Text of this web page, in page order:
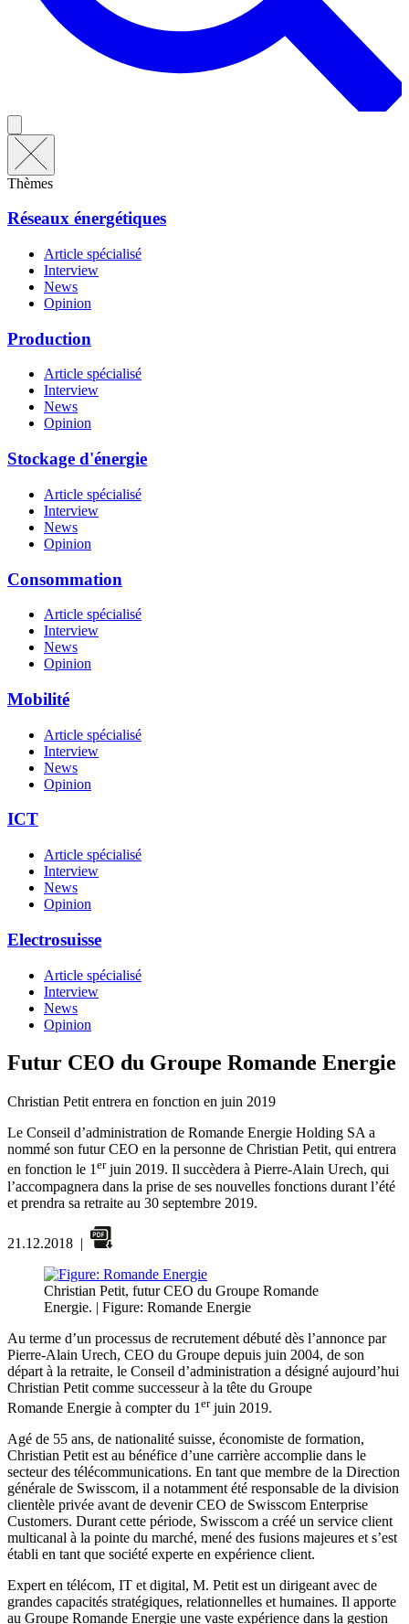
Thèmes
Réseaux énergétiques
Article spécialisé
Interview
News
Opinion
Production
Article spécialisé
Interview
News
Opinion
Stockage d'énergie
Article spécialisé
Interview
News
Opinion
Consommation
Article spécialisé
Interview
News
Opinion
Mobilité
Article spécialisé
Interview
News
Opinion
ICT
Article spécialisé
Interview
News
Opinion
Electrosuisse
Article spécialisé
Interview
News
Opinion
Futur CEO du Groupe Romande Energie
Christian Petit entrera en fonction en juin 2019
Le Conseil d’administration de Romande Energie Holding SA a
nommé son futur CEO en la personne de Christian Petit, qui entrera
en fonction le 1erjuin 2019. Il succèdera à Pierre-Alain Urech, qui
l’accompagnera dans la prise de ses nouvelles fonctions durant l’été
et prendra sa retraite au 30 septembre 2019.
21.12.2018 |
Christian Petit, futur CEO du Groupe Romande
Energie. | Figure: Romande Energie
Au terme d’un processus de recrutement débuté dès l’annonce par
Pierre-Alain Urech, CEO du Groupe depuis juin 2004, de son
départ à la retraite, le Conseil d’administration a désigné aujourd’hui
Christian Petit comme successeur à la tête du Groupe
Romande Energie à compter du 1 erjuin 2019.
Agé de 55 ans, de nationalité suisse, économiste de formation,
Christian Petit est au bénéfice d’une carrière accomplie dans le
secteur des télécommunications. En tant que membre de la Direction
générale de Swisscom, il a notamment été responsable de la division
clientèle privée avant de devenir CEO de Swisscom Enterprise
Customers. Durant cette période, Swisscom a créé un service client
multicanal à la pointe du marché, mené des fusions majeures et s’est
établi en tant que société experte en expérience client.
Expert en télécom, IT et digital, M. Petit est un dirigeant avec de
grandes capacités stratégiques, relationnelles et humaines. Il apporte
au Groupe Romande Energie une vaste expérience dans la gestion